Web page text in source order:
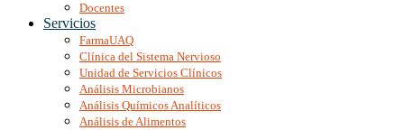
Docentes
Servicios
FarmaUAQ
Clínica del Sistema Nervioso
Unidad de Servicios Clínicos
Análisis Microbianos
Análisis Químicos Analíticos
Análisis de Alimentos